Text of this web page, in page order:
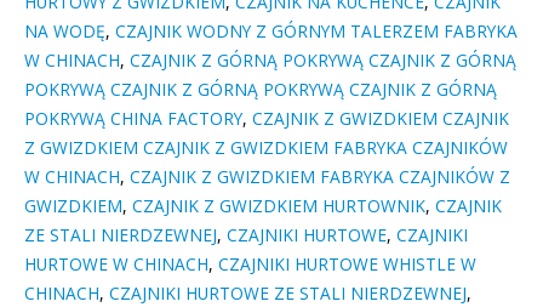
NA WODĘ, CZAJNIK WODNY Z GÓRNYM TALERZEM FABRYKA
W CHINACH, CZAJNIK Z GÓRNĄ POKRYWĄ CZAJNIK Z GÓRNĄ
POKRYWĄ CZAJNIK Z GÓRNĄ POKRYWĄ CZAJNIK Z GÓRNĄ
POKRYWĄ CHINA FACTORY, CZAJNIK Z GWIZDKIEM CZAJNIK
Z GWIZDKIEM CZAJNIK Z GWIZDKIEM FABRYKA CZAJNIKÓW
W CHINACH, CZAJNIK Z GWIZDKIEM FABRYKA CZAJNIKÓW Z
GWIZDKIEM, CZAJNIK Z GWIZDKIEM HURTOWNIK, CZAJNIK
ZE STALI NIERDZEWNEJ, CZAJNIKI HURTOWE, CZAJNIKI
HURTOWE W CHINACH, CZAJNIKI HURTOWE WHISTLE W
CHINACH, CZAJNIKI HURTOWE ZE STALI NIERDZEWNEJ,